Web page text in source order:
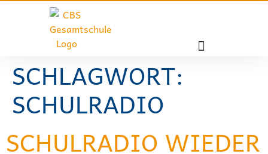
SCHLAGWORT:
SCHULRADIO
SCHULRADIO WIEDER